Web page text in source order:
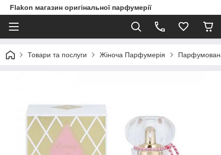
Flakon магазин оригінальної парфумерії
Товари та послуги Жіноча Парфумерія